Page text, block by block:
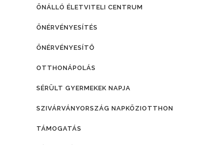
ÖNÁLLÓ ÉLETVITELI CENTRUM
ÖNÉRVÉNYESÍTÉS
ÖNÉRVÉNYESÍTŐ
OTTHONÁPOLÁS
SÉRÜLT GYERMEKEK NAPJA
SZIVÁRVÁNYORSZÁG NAPKÖZIOTTHON
TÁMOGATÁS